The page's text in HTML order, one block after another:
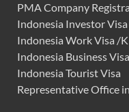
PMA Company
Indonesia Investor
Indonesia Work Visa /
Indonesia Business Visa
Indonesia Tourist Visa
Representative Office